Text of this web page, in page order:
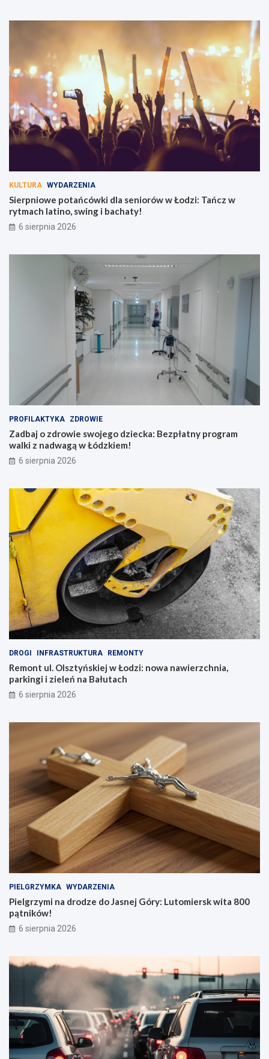
KULTURA WYDARZENIA
Sierpniowe potańcówki dla seniorów w Łodzi: Tańcz w
rytmach latino, swing i bachaty!
6 sierpnia 2026
PROFILAKTYKA ZDROWIE
Zadbaj o zdrowie swojego dziecka: Bezpłatny program
walki z nadwagą w Łódzkiem!
6 sierpnia 2026
DROGI INFRASTRUKTURA REMONTY
Remont ul. Olsztyńskiej w Łodzi: nowa nawierzchnia,
parkingi i zieleń na Bałutach
6 sierpnia 2026
PIELGRZYMKA WYDARZENIA
Pielgrzymi na drodze do Jasnej Góry: Lutomiersk wita 800
pątników!
6 sierpnia 2026